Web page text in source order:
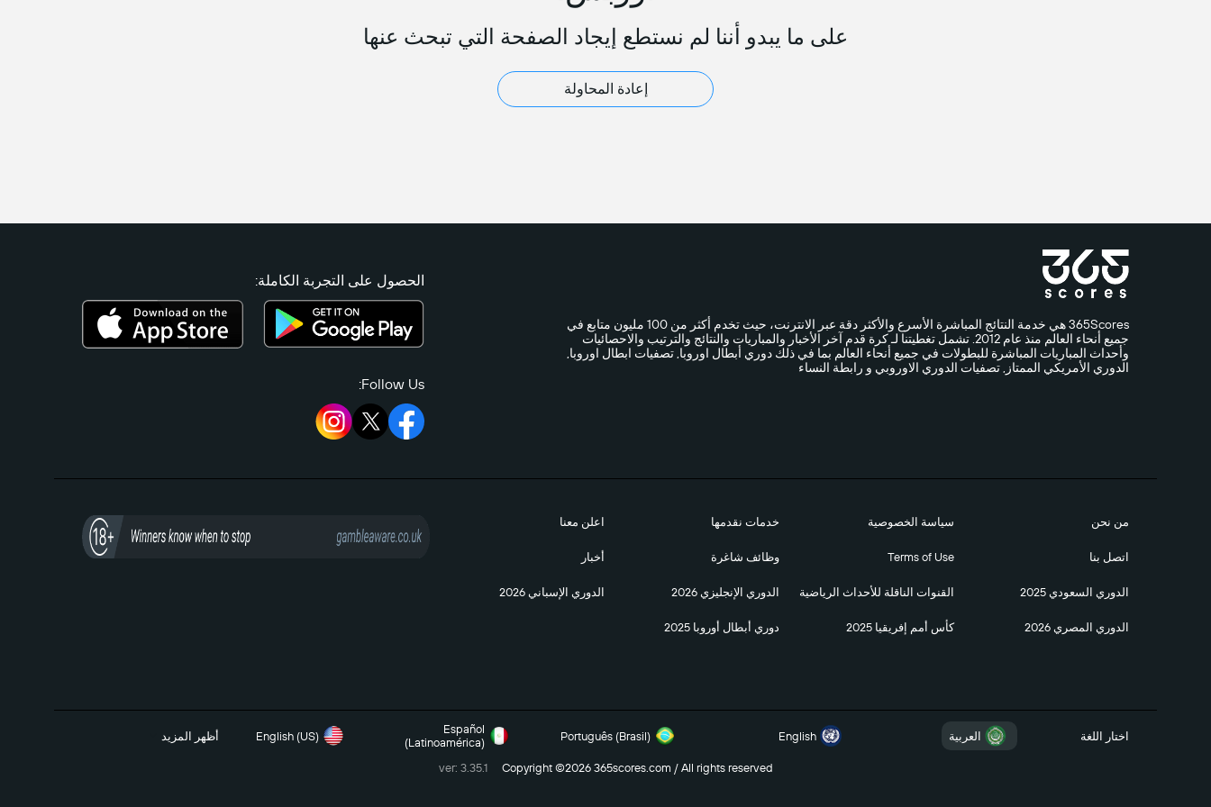
على ما يبدو أننا لم نستطع إيجاد الصفحة التي تبحث عنها
إعادة المحاولة
365Scores هي خدمة النتائج المباشرة الأسرع والأكثر دقة عبر الانترنت، حيث تخدم أكثر من 100 مليون متابع في
جميع أنحاء العالم منذ عام 2012. تشمل تغطيتنا لـ كرة قدم آخر الأخبار والمباريات والنتائج والترتيب والاحصائيات
وأحداث المباريات المباشرة للبطولات في جميع أنحاء العالم بما في ذلك دوري أبطال اوروبا, تصفيات ابطال اوروبا,
الدوري الأمريكي الممتاز, تصفيات الدوري الاوروبي و رابطة النساء
الحصول على التجربة الكاملة:
Follow Us:
من نحن سياسة الخصوصية خدمات نقدمها اعلن معنا
اتصل بنا Terms of Use وظائف شاغرة أخبار
الدوري السعودي 2025 القنوات الناقلة للأحداث الرياضية الدوري الإنجليزي 2026 الدوري الإسباني 2026
الدوري المصري 2026 كأس أمم إفريقيا 2025 دوري أبطال أوروبا 2025
اختار اللغة العربية English
Português (Brasil)
Español
(Latinoamérica)
English (US) أظهر المزيد
Copyright ©2026 365scores.com / All rights reserved
ver: 3.35.1